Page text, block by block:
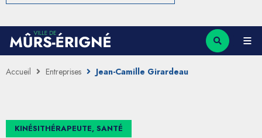
Accueil Entreprises Jean-Camille Girardeau
KINÉSITHÉRAPEUTE, SANTÉ